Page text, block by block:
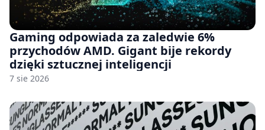
Gaming odpowiada za zaledwie 6%
przychodów AMD. Gigant bije rekordy
dzięki sztucznej inteligencji
7 sie 2026